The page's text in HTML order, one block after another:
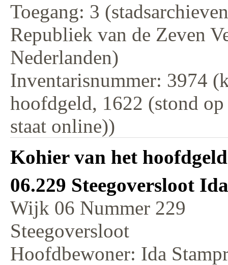
Toegang: 3
Republiek van de Zeven
Nederlanden)
Inventarisnummer: 3974
hoofdgeld, 1622 (stond
staat online))
Kohier van het
06.229 Steegoversloot
Wijk 06 Nummer 229
Steegoversloot
Hoofdbewoner: Ida